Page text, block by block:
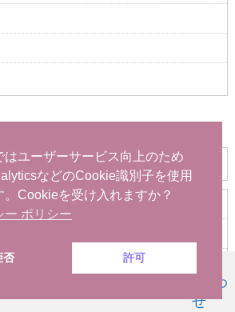
問い合わ
せ
はユーザーサービス向上のため
などのCookie識別子を使用
。Cookieを受け入れますか？
ー ポリシー
否 許可